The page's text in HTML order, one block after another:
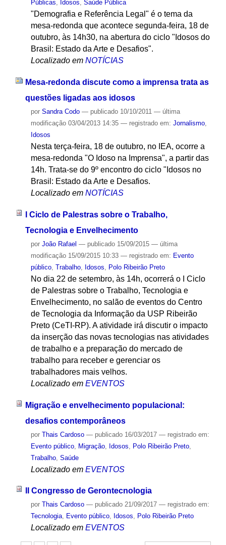
Públicas, Idosos, Saúde Pública
"Demografia e Referência Legal" é o tema da
mesa-redonda que acontece segunda-feira, 18 de
outubro, às 14h30, na abertura do ciclo "Idosos do
Brasil: Estado da Arte e Desafios".
Localizado em NOTÍCIAS
Mesa-redonda discute como a imprensa trata as
questões ligadas aos idosos
por Sandra Codo — publicado10/10/2011 — última
modificação03/04/2013 14:35 — registrado em: Jornalismo,
Idosos
Nesta terça-feira, 18 de outubro, no IEA, ocorre a
mesa-redonda "O Idoso na Imprensa", a partir das
14h. Trata-se do 9º encontro do ciclo "Idosos no
Brasil: Estado da Arte e Desafios.
Localizado em NOTÍCIAS
I Ciclo de Palestras sobre o Trabalho,
Tecnologia e Envelhecimento
por João Rafael — publicado15/09/2015 — última
modificação15/09/2015 10:33 — registrado em: Evento
público, Trabalho, Idosos Polo Ribeirão Preto
No dia 22 de setembro, às 14h, ocorrerá o I Ciclo
de Palestras sobre o Trabalho, Tecnologia e
Envelhecimento, no salão de eventos do Centro
de Tecnologia da Informação da USP Ribeirão
Preto (CeTI-RP). A atividade irá discutir o impacto
da inserção das novas tecnologias nas atividades
de trabalho e a preparação do mercado de
trabalho para receber e gerenciar os
trabalhadores mais velhos.
Localizado em EVENTOS
Migração e envelhecimento populacional:
desafios contemporâneos
por Thais Cardoso — publicado16/03/2017 — registrado em:
Evento público, Migração, Idosos Polo Ribeirão Preto,
Trabalho, Saúde
Localizado em EVENTOS
II Congresso de Gerontecnologia
por Thais Cardoso — publicado21/09/2017 — registrado em:
Tecnologia, Evento público, Idosos, Polo Ribeirão Preto
Localizado em EVENTOS